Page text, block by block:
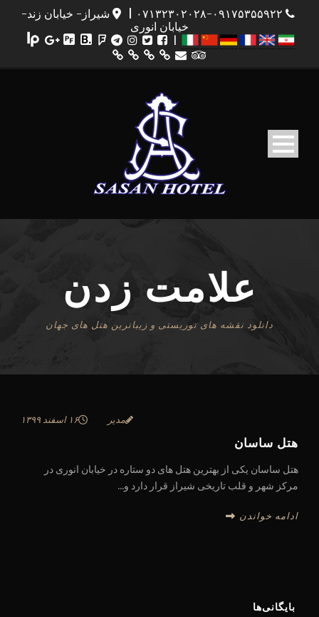
شیراز- خیابان زند-
خیابان انوری
علامت زدن
دانلود نقشه های توریستی و زیباترین هتل های جهان
۱۶ اسفند ۱۳۹۹ مدیر
هتل ساسان
هتل ساسان یکی از بهترین هتل های دو ستاره در خیابان انوری در
مرکز شهر و قلب تاریخی شیراز قرار دارد و...
ادامه خواندن
بایگانی‌ها